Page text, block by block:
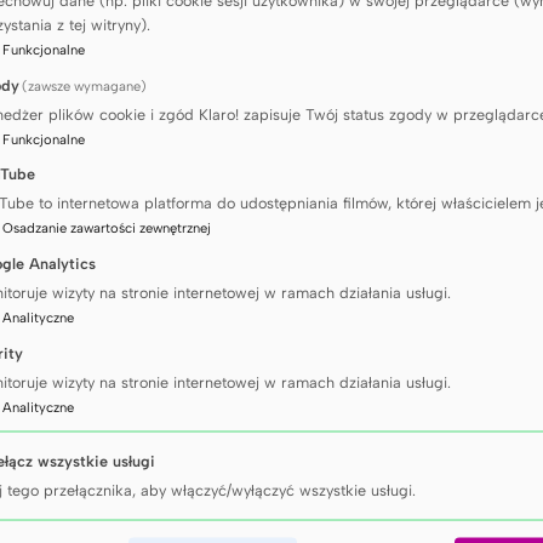
że oba schorzenia występują jednocześnie –
UCK przeprowadzono nowatorską
jak i aortę.
zabieg w Polsce. W UCK wykonujemy
przez minitorakotomię pachową, czyli 5-6
w okolicy pachy. Jest to dostęp
mostka ani żeber. Umożliwia szybką
dobry wynik kosmetyczny
– podkreśla
aortalnej, naprawy oraz wymiany
dostępu są w naszym ośrodku
operację zastawki aortalnej i
tętniaka z tego samego dostępu. Do
pewnego czasu, korzystając z doświadczeń
zabieg wykonywany tylko w nielicznych
z tej witryny).
Funkcjonalne
(zawsze wymagane)
plików cookie i zgód Klaro! zapisuje Twój status zgody w
Funkcjonalne
to internetowa platforma do udostępniania filmów, której właścicielem
Osadzanie zawartości zewnętrznej
Analytics
wizyty na stronie internetowej w ramach działania usługi.
Analityczne
wizyty na stronie internetowej w ramach działania usługi.
Analityczne
wszystkie usługi
tego przełącznika, aby włączyć/wyłączyć wszystkie usługi.